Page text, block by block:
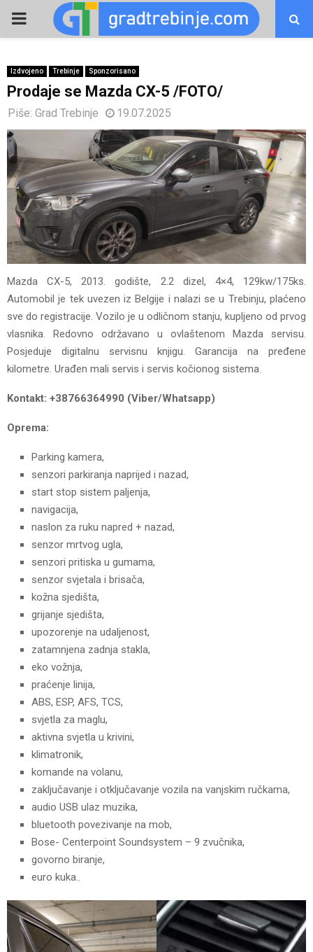
PRIMARY
Izdvojeno Trebinje Sponzorisano
Prodaje se Mazda CX-5 /FOTO/
Piše: Grad Trebinje 19.07.2025
Mazda CX-5, 2013. godište, 2.2 dizel, 4×4, 129kw/175ks.
Automobil je tek uvezen iz Belgije i nalazi se u Trebinju, plaćeno
sve do registracije. Vozilo je u odličnom stanju, kupljeno od prvog
vlasnika. Redovno održavano u ovlaštenom Mazda servisu.
Posjeduje digitalnu servisnu knjigu. Garancija na pređene
kilometre. Urađen mali servis i servis kočionog sistema.
Kontakt: +38766364990 (Viber/Whatsapp)
Oprema:
Parking kamera,
senzori parkiranja naprijed i nazad,
start stop sistem paljenja,
navigacija,
naslon za ruku napred + nazad,
senzor mrtvog ugla,
senzori pritiska u gumama,
senzor svjetala i brisača,
kožna sjedišta,
grijanje sjedišta,
upozorenje na udaljenost,
zatamnjena zadnja stakla,
eko vožnja,
praćenje linija,
ABS, ESP, AFS, TCS,
svjetla za maglu,
aktivna svjetla u krivini,
klimatronik,
komande na volanu,
zaključavanje i otključavanje vozila na vanjskim ručkama,
audio USB ulaz muzika,
bluetooth povezivanje na mob,
Bose- Centerpoint Soundsystem – 9 zvučnika,
govorno biranje,
euro kuka..